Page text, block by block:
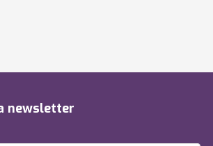
newsletter